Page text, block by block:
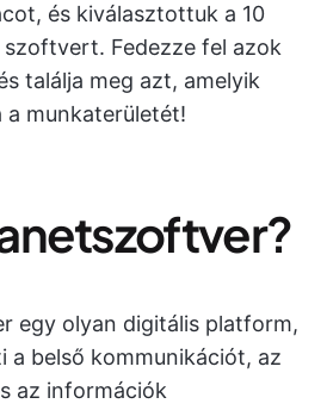
és kiválasztottuk a 10
Fedezze fel azok
találja meg azt, amelyik
munkaterületét!
egy olyan digitális platform,
a belső kommunikációt, az
az információk